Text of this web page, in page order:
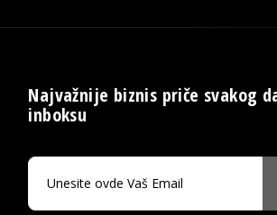
Najvažnije biznis priče svakog
inboksu